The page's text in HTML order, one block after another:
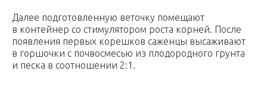
Далее подготовленную веточку помещают
в контейнер со стимулятором роста корней. После
появления первых корешков саженцы высаживают
в горшочки с почвосмесью из плодородного грунта
и песка в соотношении 2:1.